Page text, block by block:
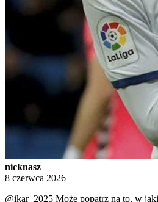
nicknasz
8 czerwca 2026
@ikar_2025 Może popatrz na to, w